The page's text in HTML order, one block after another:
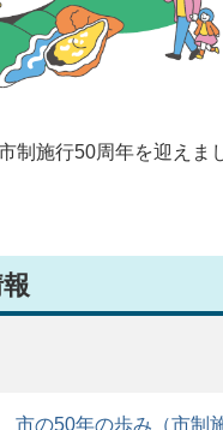
制施行50周年を迎えま
市の50年の歩み（市制